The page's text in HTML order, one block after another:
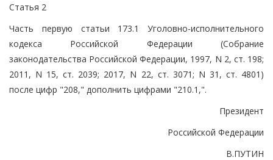
Статья 2
Часть первую статьи 173.1 Уголовно-исполнительного
кодекса Российской Федерации (Собрание
законодательства Российской Федерации, 1997, N 2, ст. 198;
2011, N 15, ст. 2039; 2017, N 22, ст. 3071; N 31, ст. 4801)
после цифр "208," дополнить цифрами "210.1,".
Президент
Российской Федерации
В.ПУТИН